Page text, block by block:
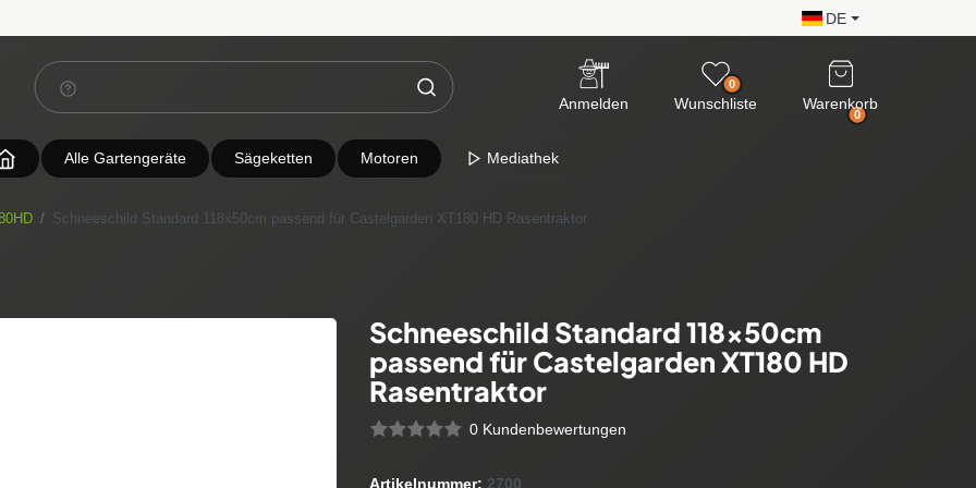
DE
Anmelden
0
Wunschliste
0
Warenkorb
Alle Gartengeräte Sägeketten Motoren Mediathek
Schneeschild Standard 118x50cm passend für Castelgarden XT180 HD Rasentraktor
Schneeschild Standard 118x50cm
passend für Castelgarden XT180 HD
Rasentraktor
0 Kundenbewertungen
Artikelnummer: 2700